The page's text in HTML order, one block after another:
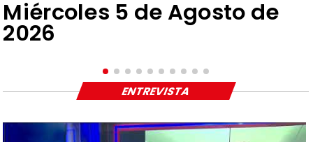
Miércoles 5 de Agosto de
2026
ENTREVISTA